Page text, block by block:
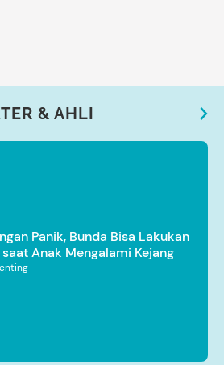
& AHLI
Panik, Bunda Bisa Lakukan
saat Anak Mengalami Kejang